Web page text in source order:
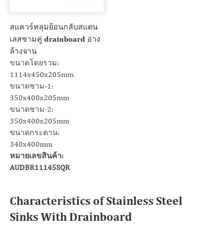
สแควร์หลุมย้อนกลับสแตน
เลสชามคู่ drainboard อ่าง
ล้างจาน
ขนาดโดยรวม:
1114x450x205mm
ขนาดชาม-1:
350x400x205mm
ขนาดชาม-2:
350x400x205mm
ขนาดกระดาน:
340x400mm
หมายเลขสินค้า:
AUDBR11145SQR
Characteristics of Stainless Steel
Sinks With Drainboard